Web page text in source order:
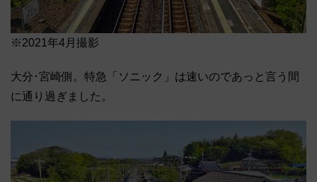
※2021年4月撮影
大分･宮崎側。特急「ソニック」は速いのであっと言う間
に通り過ぎました。